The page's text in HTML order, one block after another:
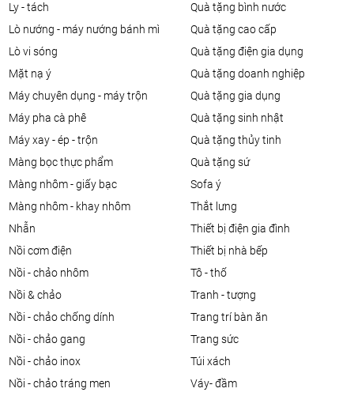
ly - tách
lò nướng - máy nướng bánh mì
lò vi sóng
mặt nạ ý
máy chuyên dụng - máy trộn
máy pha cà phê
máy xay - ép - trộn
màng bọc thực phẩm
màng nhôm - giấy bạc
màng nhôm - khay nhôm
nhẫn
nồi cơm điện
nồi - chảo nhôm
nồi & chảo
nồi - chảo chống dính
nồi - chảo gang
nồi - chảo inox
nồi - chảo tráng men
quà tặng bình nước
quà tặng cao cấp
quà tặng điện gia dụng
quà tặng doanh nghiệp
quà tặng gia dụng
quà tặng sinh nhật
quà tặng thủy tinh
quà tặng sứ
sofa ý
thắt lưng
thiết bị điện gia đình
thiết bị nhà bếp
tô - thố
tranh - tượng
trang trí bàn ăn
trang sức
túi xách
váy- đầm